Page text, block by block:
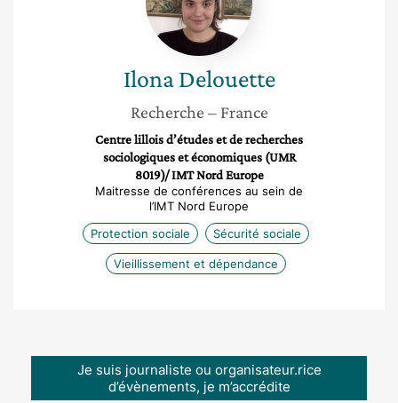
Ilona Delouette
Recherche – France
Centre lillois d’études et de recherches
sociologiques et économiques (UMR
8019)/ IMT Nord Europe
Maitresse de conférences au sein de
l’IMT Nord Europe
Protection sociale
Sécurité sociale
Vieillissement et dépendance
Je suis journaliste ou organisateur.rice
d’évènements, je m’accrédite